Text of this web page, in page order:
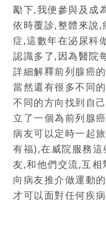
勵下,我便參與及成
依時覆診,整體來說,
症,這數年在泌尿科
認識多了,因為醫院
詳細解釋前列腺癌
當然還有很多不同
不同的方向找到自
立了一個為前列腺
病友可以定時一起
有福),在威院服務這
友,和他們交流,互相
向病友推介做運動
才可以面對任何疾